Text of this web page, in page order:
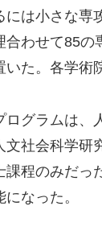
には小さな専
合わせて85
た。各学術
グラムは、
社会科学研
課程のみだっ
なった。